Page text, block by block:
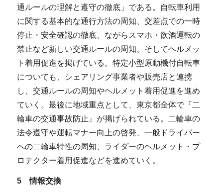
通ルールの理解と遵守の徹底」である。自転車利用
に関する基本的な通行方法の周知、交差点での一時
停止・安全確認の徹底、ながらスマホ・飲酒運転の
禁止など新しい交通ルールの周知、そしてヘルメッ
ト着用促進を掲げている。特定小型原動機付自転車
についても、シェアリング事業者や販売店と連携
し、交通ルールの周知やヘルメット着用促進を進め
ていく。最後に地域重点として、東京都全体で『二
輪車の交通事故防止』が掲げられている。二輪車の
法令遵守や運転マナー向上の啓発、一般ドライバー
への二輪車特性の周知、ライダーのヘルメット・プ
ロテクター着用促進などを進めていく。
5 情報交換